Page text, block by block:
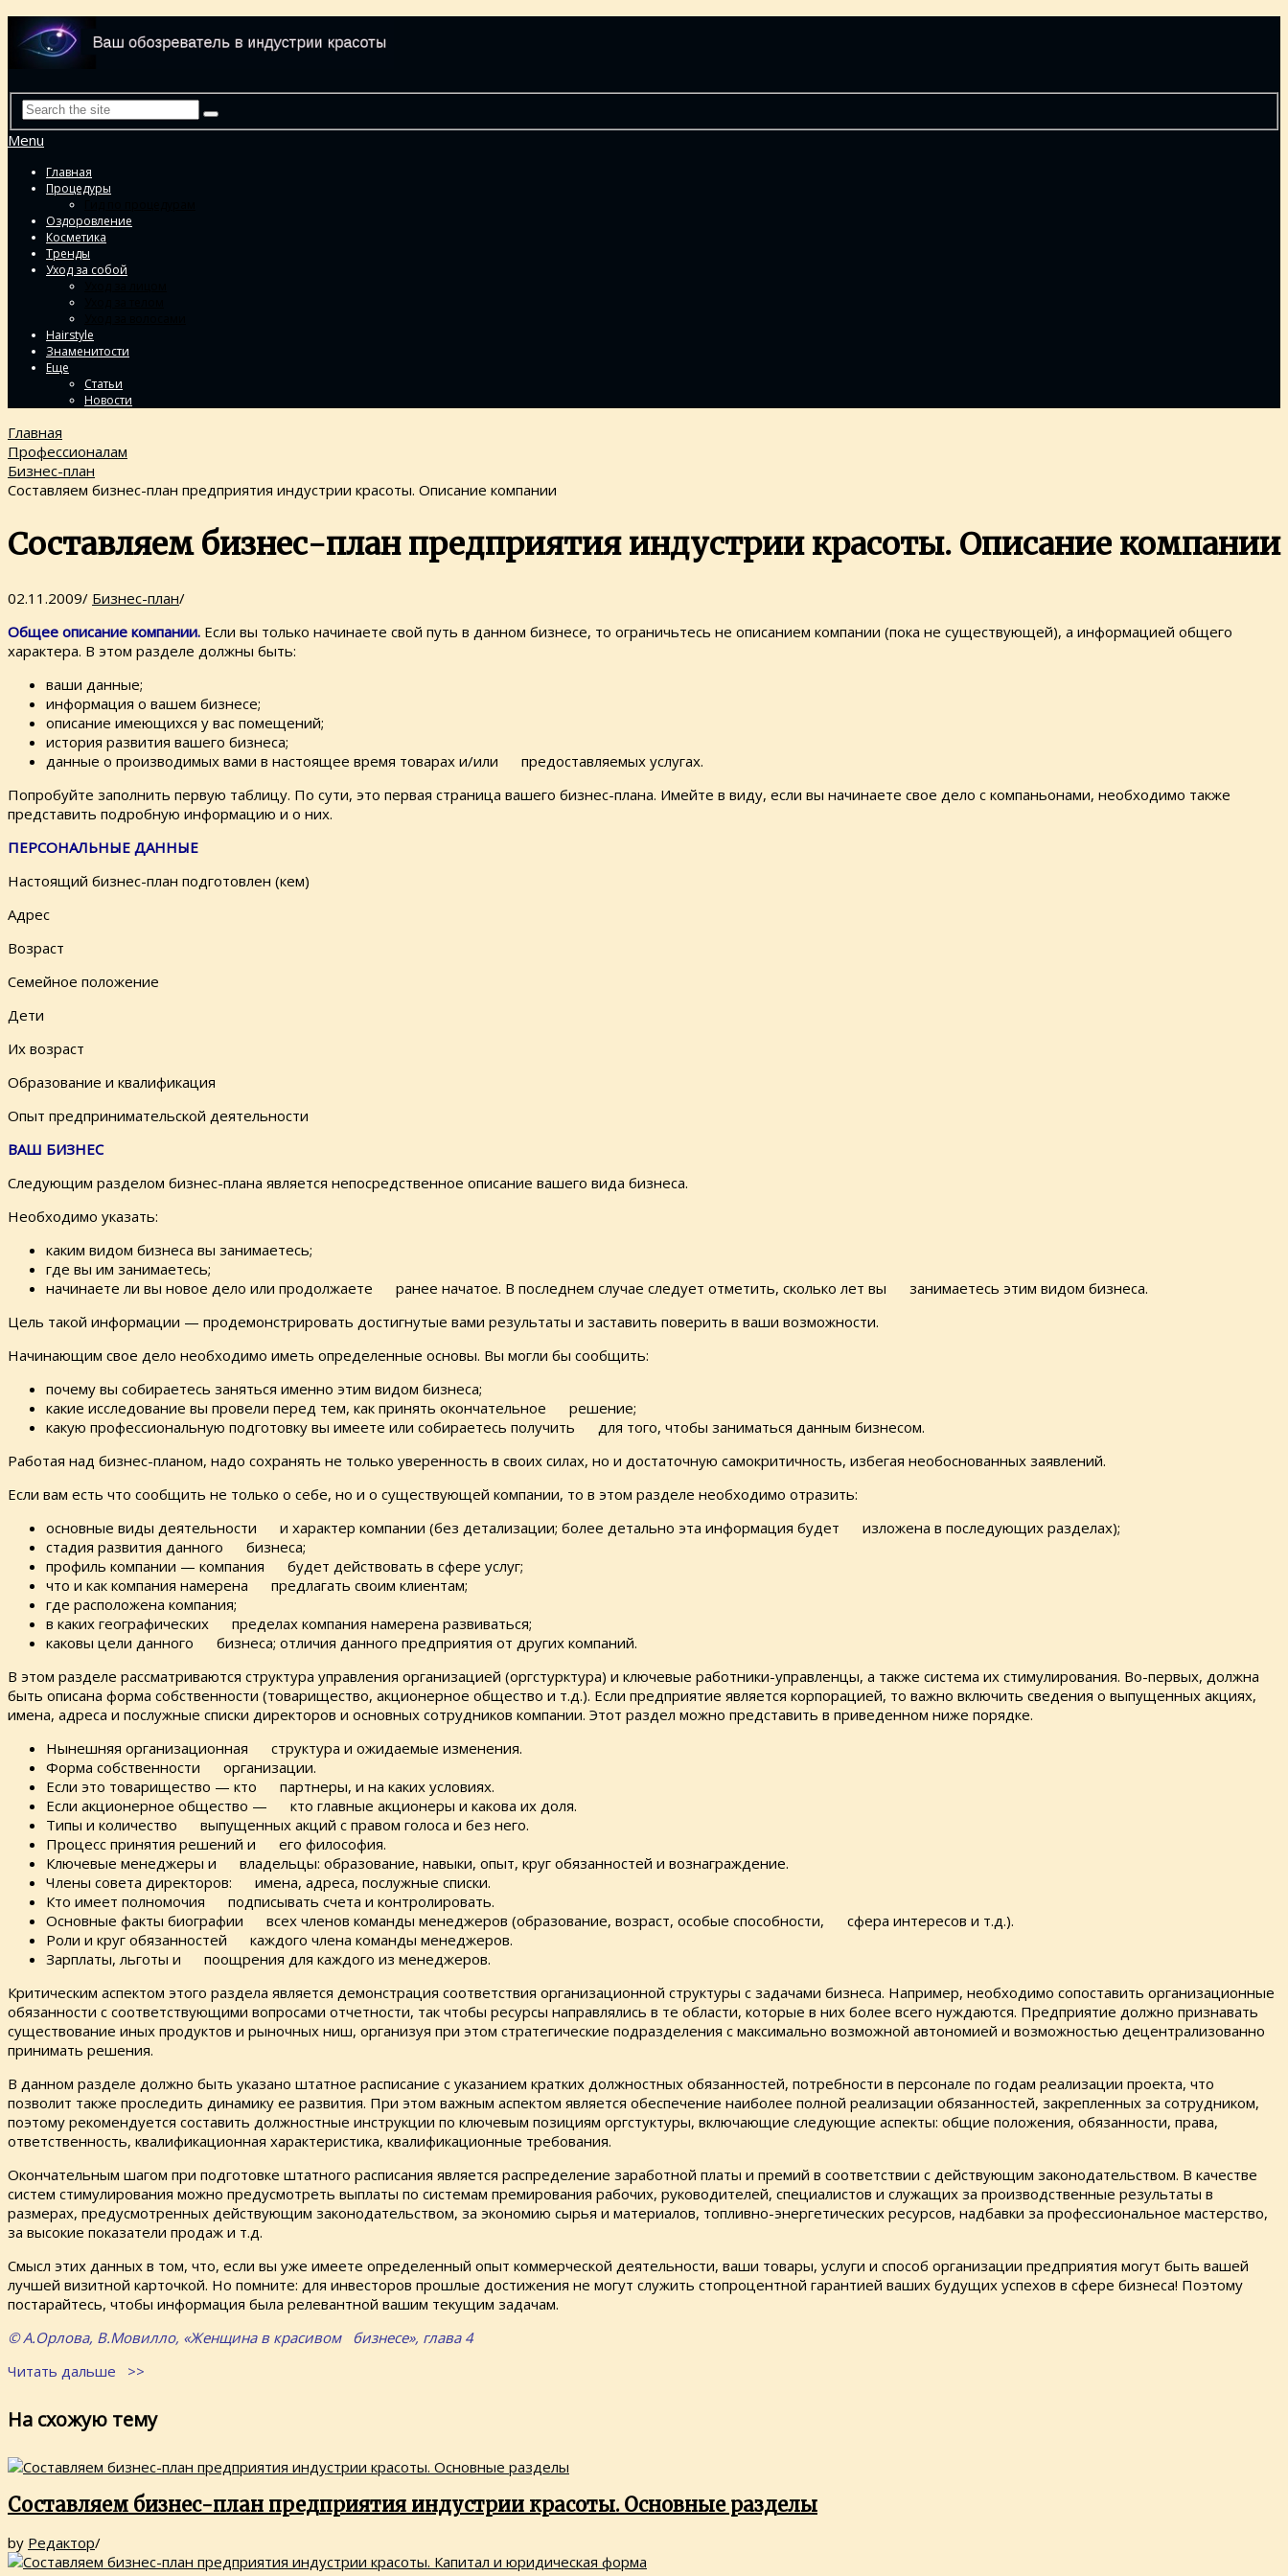
Menu
Главная
Процедуры
Оздоровление
Косметика
Тренды
Уход за собой
Hairstyle
Знаменитости
Еще
Статьи
Новости
Главная
Профессионалам
Бизнес-план
Составляем бизнес-план предприятия индустрии красоты. Описание компании
Составляем бизнес-план предприятия индустрии красоты. Описание компании
02.11.2009/ Бизнес-план/
Общее описание компании. Если вы только начинаете свой путь в данном бизнесе, то ограничьтесь не описанием компании (пока не существующей), а информацией общего
характера. В этом разделе должны быть:
ваши данные;
информация о вашем бизнесе;
описание имеющихся у вас помещений;
история развития вашего бизнеса;
данные о производимых вами в настоящее время товарах и/или предоставляемых услугах.
Попробуйте заполнить первую таблицу. По сути, это первая страница вашего бизнес-плана. Имейте в виду, если вы начинаете свое дело с компаньонами, необходимо также
представить подробную информацию и о них.
ПЕРСОНАЛЬНЫЕ ДАННЫЕ
Настоящий бизнес-план подготовлен (кем)
Адрес
Возраст
Семейное положение
Дети
Их возраст
Образование и квалификация
Опыт предпринимательской деятельности
ВАШ БИЗНЕС
Следующим разделом бизнес-плана является непосредственное описание вашего вида бизнеса.
Необходимо указать:
каким видом бизнеса вы занимаетесь;
где вы им занимаетесь;
начинаете ли вы новое дело или продолжаете ранее начатое. В последнем случае следует отметить, сколько лет вы занимаетесь этим видом бизнеса.
Цель такой информации — продемонстрировать достигнутые вами результаты и заставить поверить в ваши возможности.
Начинающим свое дело необходимо иметь определенные основы. Вы могли бы сообщить:
почему вы собираетесь заняться именно этим видом бизнеса;
какие исследование вы провели перед тем, как принять окончательное решение;
какую профессиональную подготовку вы имеете или собираетесь получить для того, чтобы заниматься данным бизнесом.
Работая над бизнес-планом, надо сохранять не только уверенность в своих силах, но и достаточную самокритичность, избегая необоснованных заявлений.
Если вам есть что сообщить не только о себе, но и о существующей компании, то в этом разделе необходимо отразить:
основные виды деятельности и характер компании (без детализации; более детально эта информация будет изложена в последующих разделах);
стадия развития данного бизнеса;
профиль компании — компания будет действовать в сфере услуг;
что и как компания намерена предлагать своим клиентам;
где расположена компания;
в каких географических пределах компания намерена развиваться;
каковы цели данного бизнеса; отличия данного предприятия от других компаний.
В этом разделе рассматриваются структура управления организацией (оргстурктура) и ключевые работники-управленцы, а также система их стимулирования. Во-первых, должна
быть описана форма собственности (товарищество, акционерное общество и т.д.). Если предприятие является корпорацией, то важно включить сведения о выпущенных акциях,
имена, адреса и послужные списки директоров и основных сотрудников компании. Этот раздел можно представить в приведенном ниже порядке.
Нынешняя организационная структура и ожидаемые изменения.
Форма собственности организации.
Если это товарищество — кто партнеры, и на каких условиях.
Если акционерное общество — кто главные акционеры и какова их доля.
Типы и количество выпущенных акций с правом голоса и без него.
Процесс принятия решений и его философия.
Ключевые менеджеры и владельцы: образование, навыки, опыт, круг обязанностей и вознаграждение.
Члены совета директоров: имена, адреса, послужные списки.
Кто имеет полномочия подписывать счета и контролировать.
Основные факты биографии всех членов команды менеджеров (образование, возраст, особые способности, сфера интересов и т.д.).
Роли и круг обязанностей каждого члена команды менеджеров.
Зарплаты, льготы и поощрения для каждого из менеджеров.
Критическим аспектом этого раздела является демонстрация соответствия организационной структуры с задачами бизнеса. Например, необходимо сопоставить организационные
обязанности с соответствующими вопросами отчетности, так чтобы ресурсы направлялись в те области, которые в них более всего нуждаются. Предприятие должно признавать
существование иных продуктов и рыночных ниш, организуя при этом стратегические подразделения с максимально возможной автономией и возможностью децентрализованно
принимать решения.
В данном разделе должно быть указано штатное расписание с указанием кратких должностных обязанностей, потребности в персонале по годам реализации проекта, что
позволит также проследить динамику ее развития. При этом важным аспектом является обеспечение наиболее полной реализации обязанностей, закрепленных за сотрудником,
поэтому рекомендуется составить должностные инструкции по ключевым позициям оргстуктуры, включающие следующие аспекты: общие положения, обязанности, права,
ответственность, квалификационная характеристика, квалификационные требования.
Окончательным шагом при подготовке штатного расписания является распределение заработной платы и премий в соответствии с действующим законодательством. В качестве
систем стимулирования можно предусмотреть выплаты по системам премирования рабочих, руководите­лей, специалистов и служащих за производственные результаты в
размерах, предусмотренных действующим законодательством, за экономию сырья и материалов, топливно-энергетических ресур­сов, надбавки за профессиональное мастерство,
за высокие показатели продаж и т.д.
Смысл этих данных в том, что, если вы уже имеете определенный опыт коммерческой деятельности, ваши товары, услуги и способ организации предприятия могут быть вашей
лучшей визитной карточкой. Но помните: для инвесторов прошлые достижения не могут служить стопроцентной гарантией ваших будущих успехов в сфере бизнеса! Поэтому
постарайтесь, чтобы информация была релевантной вашим текущим задачам.
© А.Орлова, В.Мовилло, «Женщина в красивом бизнесе», глава 4
Читать дальше >>
На схожую тему
Составляем бизнес-план предприятия индустрии красоты. Основные разделы
by Редактор/